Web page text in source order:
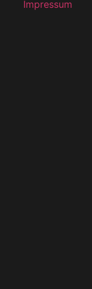
Impressum